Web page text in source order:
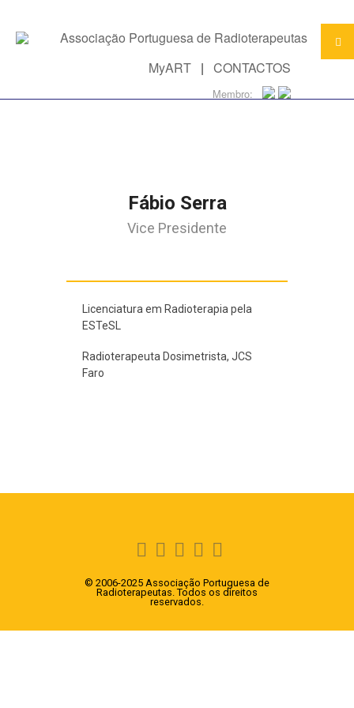
MyART | CONTACTOS
Membro:
Fábio Serra
Vice Presidente
Licenciatura em Radioterapia pela
ESTeSL
Radioterapeuta Dosimetrista, JCS
Faro
© 2006-2025 Associação Portuguesa de
Radioterapeutas. Todos os direitos
reservados.